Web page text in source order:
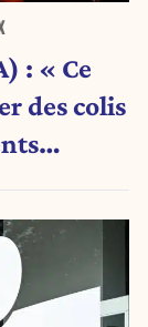
: « Ce
des colis